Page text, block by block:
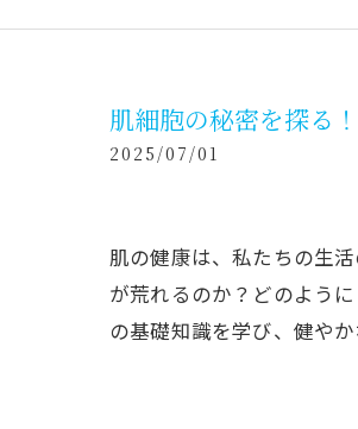
肌細胞の秘密を探る
2025/07/01
肌の健康は、私たちの生
が荒れるのか？どのよう
の基礎知識を学び、健や